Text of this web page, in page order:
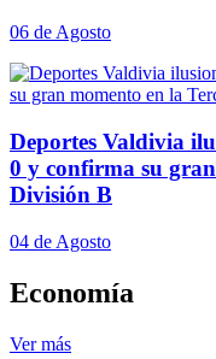
06 de Agosto
Deportes Valdivia
0 y confirma su
División B
04 de Agosto
Economía
Ver más